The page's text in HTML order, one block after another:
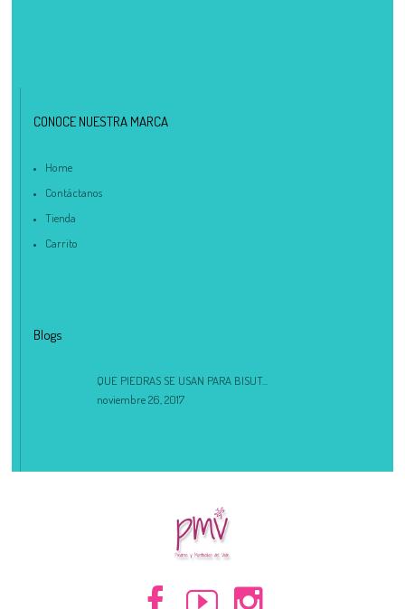
CONOCE NUESTRA MARCA
Home
Contáctanos
Tienda
Carrito
Blogs
QUE PIEDRAS SE USAN PARA BISUT...
noviembre 26, 2017